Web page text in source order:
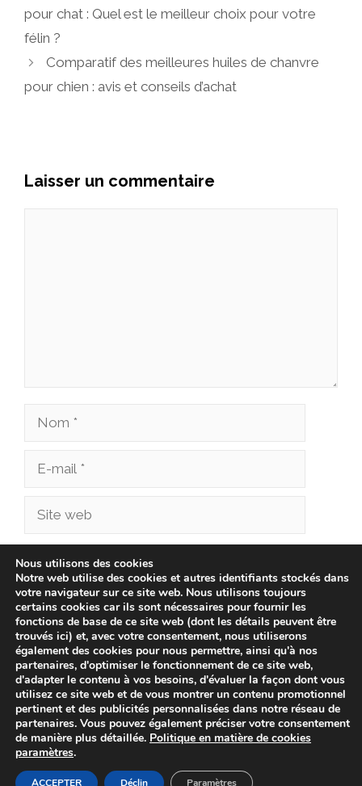
pour chat : Quel est le meilleur choix pour votre
félin ?
Comparatif des meilleures huiles de chanvre
pour chien : avis et conseils d’achat
Laisser un commentaire
Nom
Site
Enregistrer mon nom, mon e-mail et mon site
dans le navigateur pour mon prochain
commentaire.
© 2026 cliniqueveterinairechampionnet.fr -
confidentialité
-Avis Juridique-Politique de Cookies
Nous utilisons des cookies
Notre web utilise des cookies et autres identifiants stockés dans
votre navigateur sur ce site web. Nous utilisons toujours
certains cookies car ils sont nécessaires pour fournir les
fonctions de base de ce site web (dont les détails peuvent être
trouvés ici) et, avec votre consentement, nous utiliserons
également des cookies pour nous permettre, ainsi qu'à nos
partenaires, d'optimiser le fonctionnement de ce site web,
d'adapter le contenu à vos besoins, d'évaluer la façon dont vous
utilisez ce site web et de vous montrer un contenu promotionnel
pertinent et des publicités personnalisées dans notre réseau de
partenaires. Vous pouvez également préciser votre consentement
de manière plus détaillée. Politique en matière de cookies
paramètres.
ACCEPTER Déclin Paramètres